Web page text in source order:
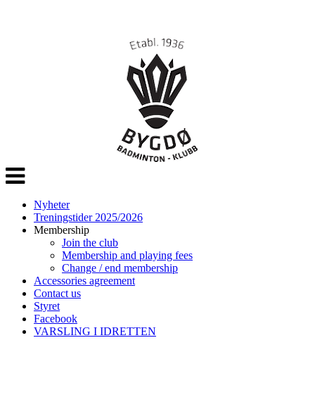
Veksle
navigasjon
Nyheter
Treningstider 2025/2026
Membership
Join the club
Membership and playing fees
Change / end membership
Accessories agreement
Contact us
Styret
Facebook
VARSLING I IDRETTEN